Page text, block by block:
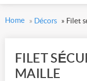
Home » Décors » Filet
FILET
MAILLE